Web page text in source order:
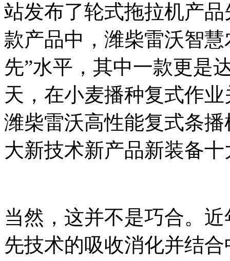
站发布了轮式拖拉机产
款产品中，潍柴雷沃智
先”水平，其中一款更是
天，在小麦播种复式作
潍柴雷沃高性能复式条
大新技术新产品新装备
当然，这并不是巧合。
先技术的吸收消化并结